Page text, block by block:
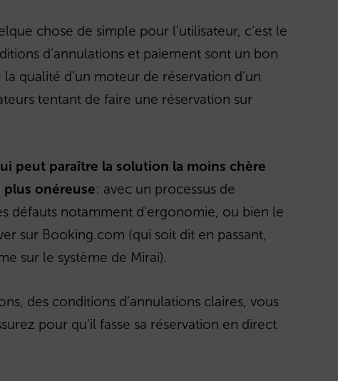
chose de simple pour l’utilisateur, c’est le
d’annulations et paiement sont un bon
qualité d’un moteur de réservation d’un
tentant de faire une réservation sur
peut paraître la solution la moins chère
plus onéreuse: avec un processus de
défauts notamment d’ergonomie, ou bien le
sur Booking.com (qui soit dit en passant,
sur le système de Mirai).
des conditions d’annulations claires, vous
pour qu’il fasse sa réservation en direct